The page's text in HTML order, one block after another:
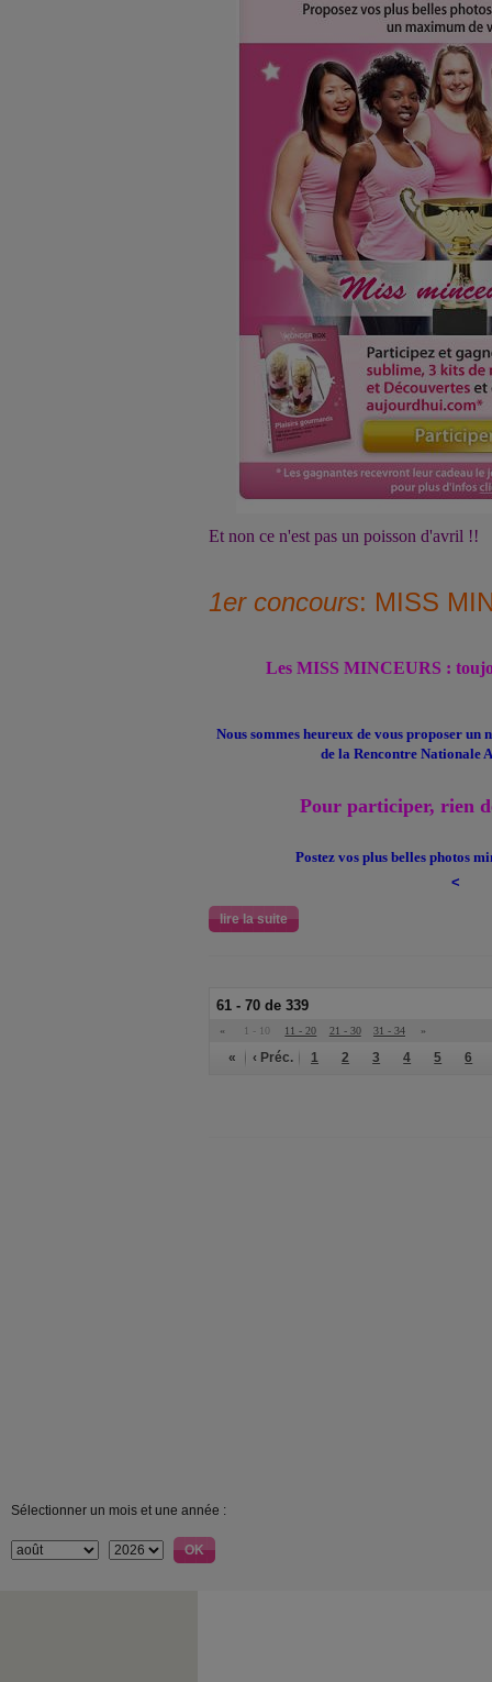
Et non ce n'est pas un poisson d'avril !!
1er concours: MISS
Les MISS MINCEURS :
Nous sommes heureux de vous proposer un
de la Rencontre Nationale
Pour participer, rien
Postez vos plus belles photos
<
lire la suite
61 - 70 de 339
« 1 - 10 11 - 20 21 - 30 31 - 34 »
« ‹ Préc. 1 2 3 4 5 6
Sélectionner un mois et une année :